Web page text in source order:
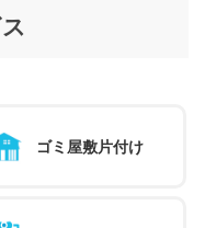
ゴミ屋敷片付け